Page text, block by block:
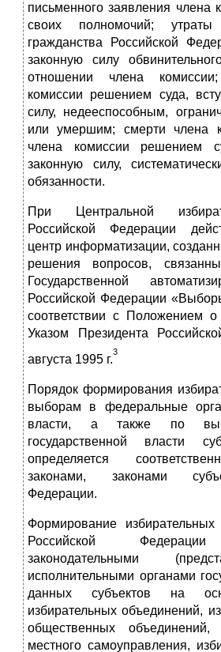
письменного заявления члена
своих полномочий;
гражданства Российской
законную силу
отношении члена
комиссии решением суда,
силу, недееспособным,
или умершим; смерти члена
члена комиссии решением
законную силу,
обязанности.
При Центральной
Российской Федерации
центр информатизации,
решения вопросов,
Государственной
Российской Федерации
соответствии с Положением
Указом Президента
августа 1995 г.
3
Порядок формирования
выборам в федеральные
власти, а также по
государственной власти
определяется
законами, законами
Федерации.
Формирование избирательных
Российской Федерации
законодательными
исполнительными органами
данных субъектов на
избирательных объединений,
общественных
местного самоуправления,